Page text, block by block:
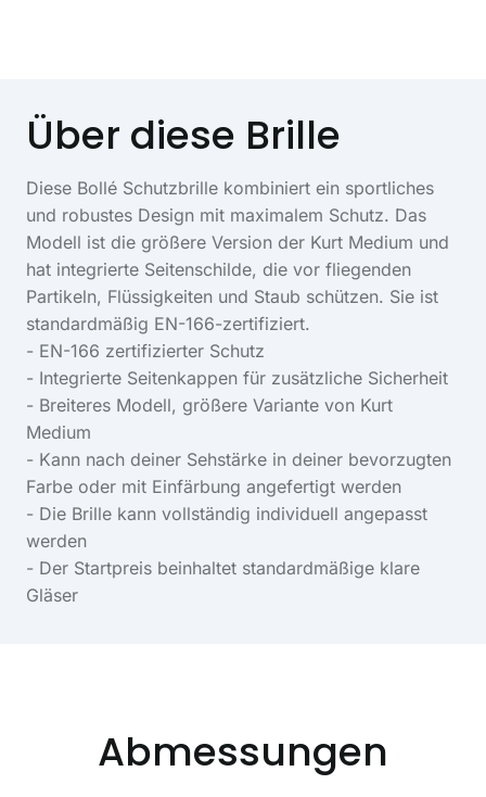
Über diese Brille
Diese Bollé Schutzbrille kombiniert ein sportliches
und robustes Design mit maximalem Schutz. Das
Modell ist die größere Version der Kurt Medium und
hat integrierte Seitenschilde, die vor fliegenden
Partikeln, Flüssigkeiten und Staub schützen. Sie ist
standardmäßig EN-166-zertifiziert.
- EN-166 zertifizierter Schutz
- Integrierte Seitenkappen für zusätzliche Sicherheit
- Breiteres Modell, größere Variante von Kurt
Medium
- Kann nach deiner Sehstärke in deiner bevorzugten
Farbe oder mit Einfärbung angefertigt werden
- Die Brille kann vollständig individuell angepasst
werden
- Der Startpreis beinhaltet standardmäßige klare
Gläser
Abmessungen